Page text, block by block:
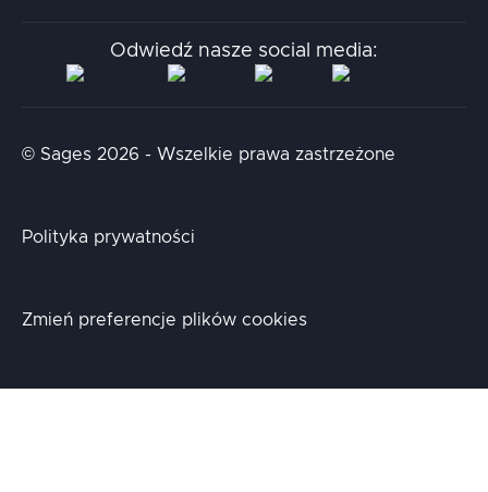
Aidapta
AI & NLP Day
Odwiedź nasze social media:
© Sages 2026 - Wszelkie prawa zastrzeżone
Polityka prywatności
Zmień preferencje plików cookies